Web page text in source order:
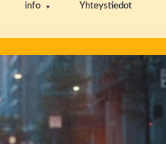
info Yhteystiedot